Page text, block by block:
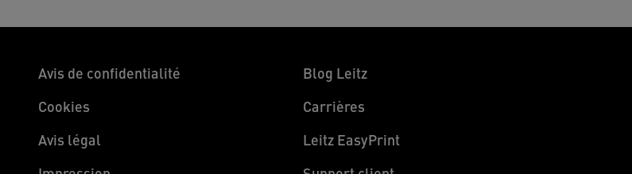
Avis de confidentialité
Cookies
Avis légal
Blog Leitz
Carrières
Leitz EasyPrint